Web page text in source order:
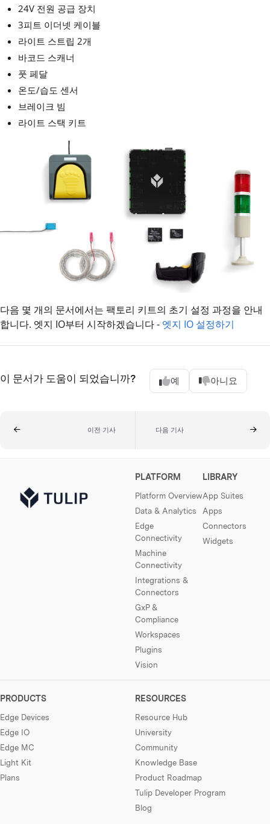
24V 전원 공급 장치
3피트 이더넷 케이블
라이트 스트립 2개
바코드 스캐너
풋 페달
온도/습도 센서
브레이크 빔
라이트 스택 키트
다음 몇 개의 문서에서는 팩토리 키트의 초기 설정 과정을 안내
합니다. 엣지 IO부터 시작하겠습니다 - 엣지 IO 설정하기
이 문서가 도움이 되었습니까? 예 아니요
이전 기사 다음 기사
PLATFORM
Platform Overview
Data & Analytics
Edge
Connectivity
Machine
Connectivity
Integrations &
Connectors
GxP &
Compliance
Workspaces
Plugins
Vision
LIBRARY
App Suites
Apps
Connectors
Widgets
PRODUCTS
Edge Devices
Edge IO
Edge MC
Light Kit
Plans
RESOURCES
Resource Hub
University
Community
Knowledge Base
Product Roadmap
Tulip Developer Program
Blog